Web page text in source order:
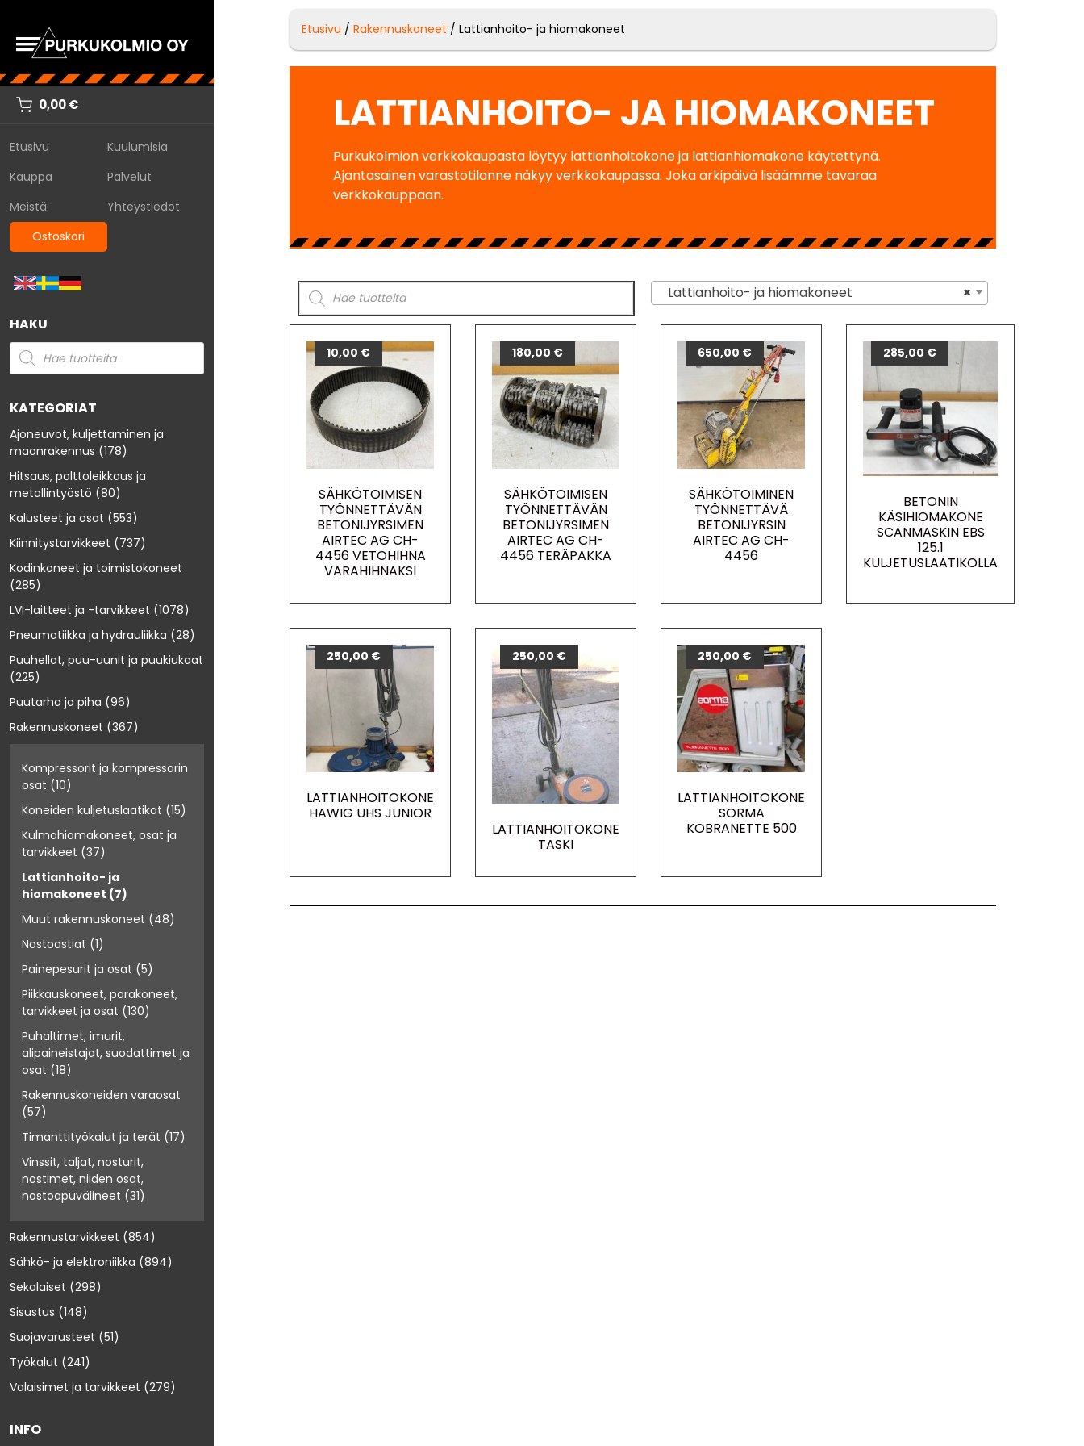
0,00€
Etusivu
Kuulumisia
Kauppa
Palvelut
Meistä
Yhteystiedot
Ostoskori
HAKU
KATEGORIAT
Ajoneuvot, kuljettaminen ja
maanrakennus (178)
Hitsaus, polttoleikkaus ja
metallintyöstö (80)
Kalusteet ja osat (553)
Kiinnitystarvikkeet (737)
Kodinkoneet ja toimistokoneet
(285)
LVI-laitteet ja -tarvikkeet (1078)
Pneumatiikka ja hydrauliikka (28)
Puuhellat, puu-uunit ja puukiukaat
(225)
Puutarha ja piha (96)
Rakennuskoneet (367)
Kompressorit ja kompressorin
osat (10)
Koneiden kuljetuslaatikot (15)
Kulmahiomakoneet, osat ja
tarvikkeet (37)
Lattianhoito- ja
hiomakoneet (7)
Muut rakennuskoneet (48)
Nostoastiat (1)
Painepesurit ja osat (5)
Piikkauskoneet, porakoneet,
tarvikkeet ja osat (130)
Puhaltimet, imurit,
alipaineistajat, suodattimet ja
osat (18)
Rakennuskoneiden varaosat
(57)
Timanttityökalut ja terät (17)
Vinssit, taljat, nosturit,
nostimet, niiden osat,
nostoapuvälineet (31)
Rakennustarvikkeet (854)
Sähkö- ja elektroniikka (894)
Sekalaiset (298)
Sisustus (148)
Suojavarusteet (51)
Työkalut (241)
Valaisimet ja tarvikkeet (279)
INFO
Etusivu /Rakennuskoneet / Lattianhoito- ja hiomakoneet
LATTIANHOITO- JA HIOMAKONEET
Purkukolmion verkkokaupasta löytyy lattianhoitokone ja lattianhiomakone käytettynä.
Ajantasainen varastotilanne näkyy verkkokaupassa. Joka arkipäivä lisäämme tavaraa
verkkokauppaan.
×
Lattianhoito- ja hiomakoneet
SÄHKÖTOIMISEN
TYÖNNETTÄVÄN
BETONIJYRSIMEN
AIRTEC AG CH-
4456 VETOHIHNA
VARAHIHNAKSI
10,00 €
SÄHKÖTOIMISEN
TYÖNNETTÄVÄN
BETONIJYRSIMEN
AIRTEC AG CH-
4456 TERÄPAKKA
180,00 €
SÄHKÖTOIMINEN
TYÖNNETTÄVÄ
BETONIJYRSIN
AIRTEC AG CH-
4456
650,00 €
BETONIN
KÄSIHIOMAKONE
SCANMASKIN EBS
125.1
KULJETUSLAATIKOLLA
285,00 €
LATTIANHOITOKONE
HAWIG UHS JUNIOR
250,00 €
LATTIANHOITOKONE
TASKI
250,00 €
LATTIANHOITOKONE
SORMA
KOBRANETTE 500
250,00 €